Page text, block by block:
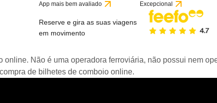
App mais bem avaliado
Reserve e gira as suas viagens
em movimento
Excepcional
Não é uma operadora ferroviária, não possui nem
de bilhetes de comboio online.